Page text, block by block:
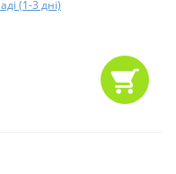
(1-3 дні)